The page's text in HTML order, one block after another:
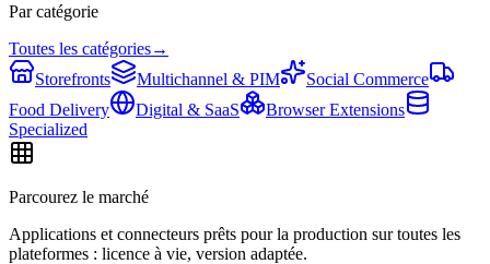
Par catégorie
Toutes les catégories→
Storefronts
Multichannel & PIM
Social Commerce
Food Delivery
Digital & SaaS
Browser Extensions
Specialized
Parcourez le marché
Applications et connecteurs prêts pour la production sur toutes les
plateformes : licence à vie, version adaptée.